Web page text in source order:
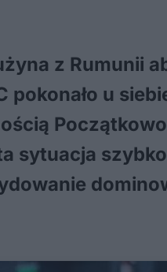
z Rumunii
pokonało u
sytuacja szybko